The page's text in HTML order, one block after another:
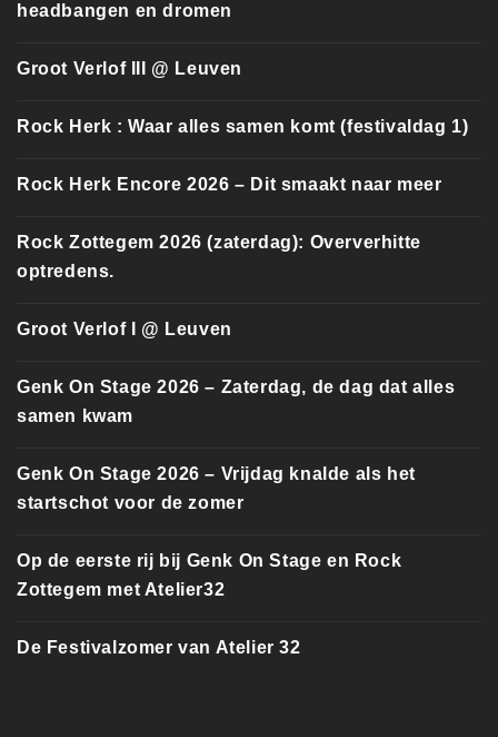
headbangen en dromen
Groot Verlof III @ Leuven
Rock Herk : Waar alles samen komt (festivaldag 1)
Rock Herk Encore 2026 – Dit smaakt naar meer
Rock Zottegem 2026 (zaterdag): Oververhitte
optredens.
Groot Verlof I @ Leuven
Genk On Stage 2026 – Zaterdag, de dag dat alles
samen kwam
Genk On Stage 2026 – Vrijdag knalde als het
startschot voor de zomer
Op de eerste rij bij Genk On Stage en Rock
Zottegem met Atelier32
De Festivalzomer van Atelier 32